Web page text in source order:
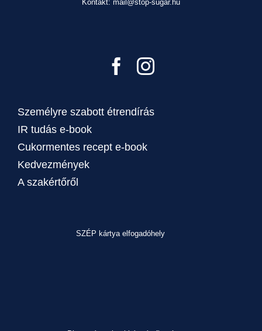
Kontakt: mail@stop-sugar.hu
Személyre szabott étrendírás
IR tudás e-book
Cukormentes recept e-book
Kedvezmények
A szakértőről
SZÉP kártya elfogadóhely